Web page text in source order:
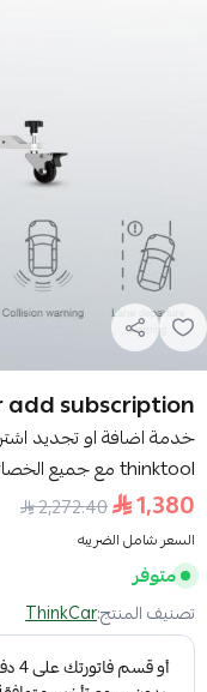
add subscription
خدمة اضافة او تجديد
thinktool مع جميع الخصائص المساعدة للبرمجة ...
1,380
2,272.40
السعر شامل الضريبه
متوفر
تصنيف المنتج:ThinkCar